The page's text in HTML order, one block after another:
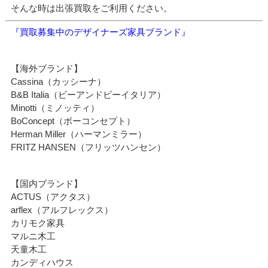
そんな時は出張買取をご利用ください。
『買取募集中のデザイナーズ家具ブランド』
【海外ブランド】
Cassina（カッシーナ）
B&B Italia（ビーアンドビーイタリア）
Minotti（ミノッティ）
BoConcept（ボーコンセプト）
Herman Miller（ハーマンミラー）
FRITZ HANSEN（フリッツハンセン）
【国内ブランド】
ACTUS（アクタス）
arflex（アルフレックス）
カリモク家具
マルニ木工
天童木工
カンディハウス